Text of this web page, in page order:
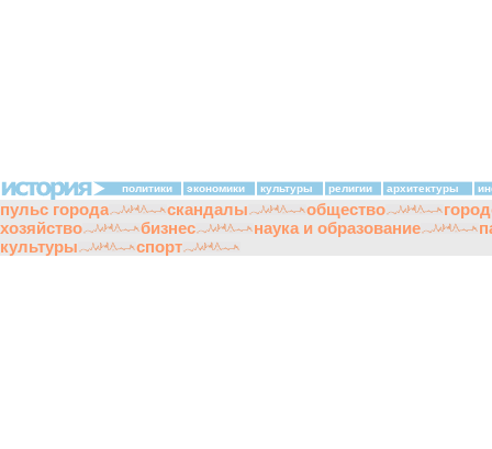
политики экономики культуры религии архитектуры
пульс города скандалы общество
хозяйство
бизнес наука и образование
культуры
спорт